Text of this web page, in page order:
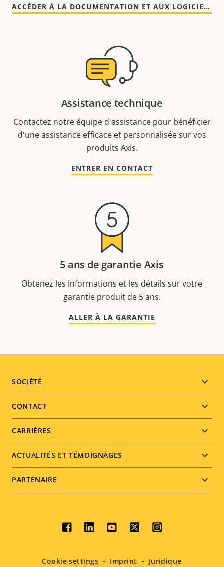
ACCÉDER À LA DOCUMENTATION ET AUX LOGICIELS
Assistance technique
Contactez notre équipe d'assistance pour bénéficier
d'une assistance efficace et personnalisée sur vos
produits Axis.
ENTRER EN CONTACT
5 ans de garantie Axis
Obtenez les informations et les détails sur votre
garantie produit de 5 ans.
ALLER À LA GARANTIE
Footer
menu
SOCIÉTÉ
CONTACT
CARRIÈRES
ACTUALITÉS ET TÉMOIGNAGES
PARTENAIRE
Social
menu
Cookie settings Imprint Juridique